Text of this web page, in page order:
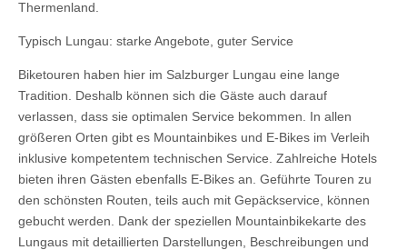
Thermenland.
Typisch Lungau: starke Angebote, guter Service
Biketouren haben hier im Salzburger Lungau eine lange
Tradition. Deshalb können sich die Gäste auch darauf
verlassen, dass sie optimalen Service bekommen. In allen
größeren Orten gibt es Mountainbikes und E-Bikes im Verleih
inklusive kompetentem technischen Service. Zahlreiche Hotels
bieten ihren Gästen ebenfalls E-Bikes an. Geführte Touren zu
den schönsten Routen, teils auch mit Gepäckservice, können
gebucht werden. Dank der speziellen Mountainbikekarte des
Lungaus mit detaillierten Darstellungen, Beschreibungen und